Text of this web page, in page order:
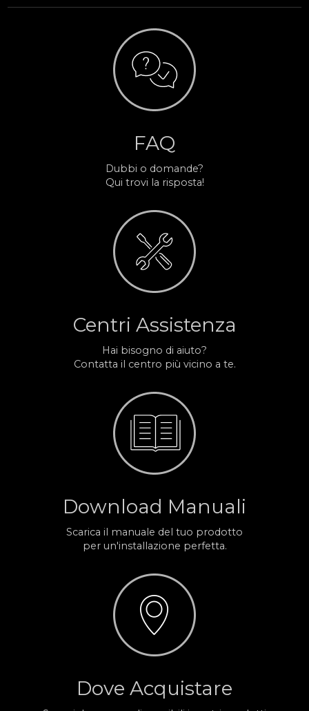
FAQ
Dubbi o domande?
Qui trovi la risposta!
Centri Assistenza
Hai bisogno di aiuto?
Contatta il centro più vicino a te.
Download Manuali
Scarica il manuale del tuo prodotto
per un'installazione perfetta.
Dove Acquistare